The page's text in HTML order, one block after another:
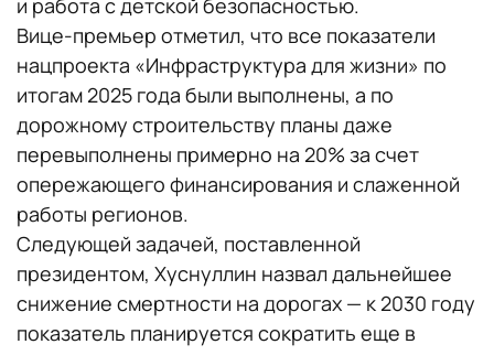
и работа с детской безопасностью.
Вице-премьер отметил, что все показатели
нацпроекта «Инфраструктура для жизни» по
итогам 2025 года были выполнены, а по
дорожному строительству планы даже
перевыполнены примерно на 20% за счет
опережающего финансирования и слаженной
работы регионов.
Следующей задачей, поставленной
президентом, Хуснуллин назвал дальнейшее
снижение смертности на дорогах — к 2030 году
показатель планируется сократить еще в